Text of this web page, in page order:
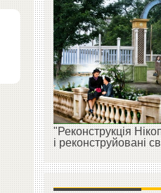
"Реконструкція
і реконструйовані